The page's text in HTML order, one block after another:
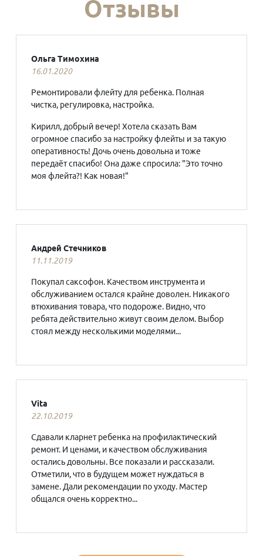
Отзывы
Ольга Тимохина
16.01.2020
Ремонтировали флейту для ребенка. Полная
чистка, регулировка, настройка.
Кирилл, добрый вечер! Хотела сказать Вам
огромное спасибо за настройку флейты и за такую
оперативность! Дочь очень довольна и тоже
передаёт спасибо! Она даже спросила: "Это точно
моя флейта?! Как новая!"
Андрей Стечников
11.11.2019
Покупал саксофон. Качеством инструмента и
обслуживанием остался крайне доволен. Никакого
втюхивания товара, что подороже. Видно, что
ребята действительно живут своим делом. Выбор
стоял между несколькими моделями...
Vita
22.10.2019
Сдавали кларнет ребенка на профилактический
ремонт. И ценами, и качеством обслуживания
остались довольны. Все показали и рассказали.
Отметили, что в будущем может нуждаться в
замене. Дали рекомендации по уходу. Мастер
общался очень корректно...